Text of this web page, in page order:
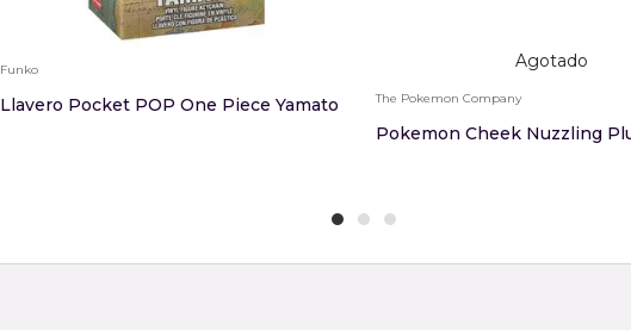
Funko
Llavero Pocket POP One Piece Yamato
Agotado
The Pokemon Company